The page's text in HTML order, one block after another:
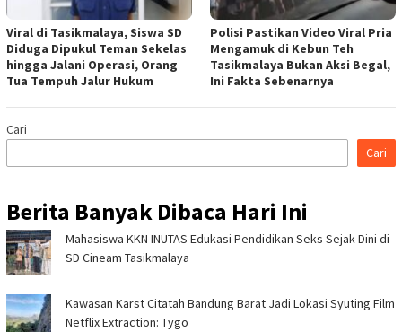
Viral di Tasikmalaya, Siswa SD
Diduga Dipukul Teman Sekelas
hingga Jalani Operasi, Orang
Tua Tempuh Jalur Hukum
Polisi Pastikan Video Viral Pria
Mengamuk di Kebun Teh
Tasikmalaya Bukan Aksi Begal,
Ini Fakta Sebenarnya
Cari
Cari
Berita Banyak Dibaca Hari Ini
Mahasiswa KKN INUTAS Edukasi Pendidikan Seks Sejak Dini di
SD Cineam Tasikmalaya
Kawasan Karst Citatah Bandung Barat Jadi Lokasi Syuting Film
Netflix Extraction: Tygo